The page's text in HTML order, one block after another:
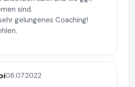
sind.
gelungenes Coaching!
08.07.2022